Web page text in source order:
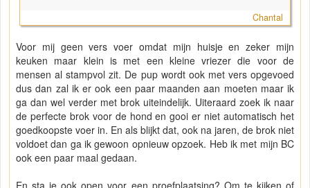
Chantal
Voor mij geen vers voer omdat mijn huisje en zeker mijn
keuken maar klein is met een kleine vriezer die voor de
mensen al stampvol zit. De pup wordt ook met vers opgevoed
dus dan zal ik er ook een paar maanden aan moeten maar ik
ga dan wel verder met brok uiteindelijk. Uiteraard zoek ik naar
de perfecte brok voor de hond en gooi er niet automatisch het
goedkoopste voer in. En als blijkt dat, ook na jaren, de brok niet
voldoet dan ga ik gewoon opnieuw opzoek. Heb ik met mijn BC
ook een paar maal gedaan.
En sta je ook open voor een proefplaatsing? Om te kijken of